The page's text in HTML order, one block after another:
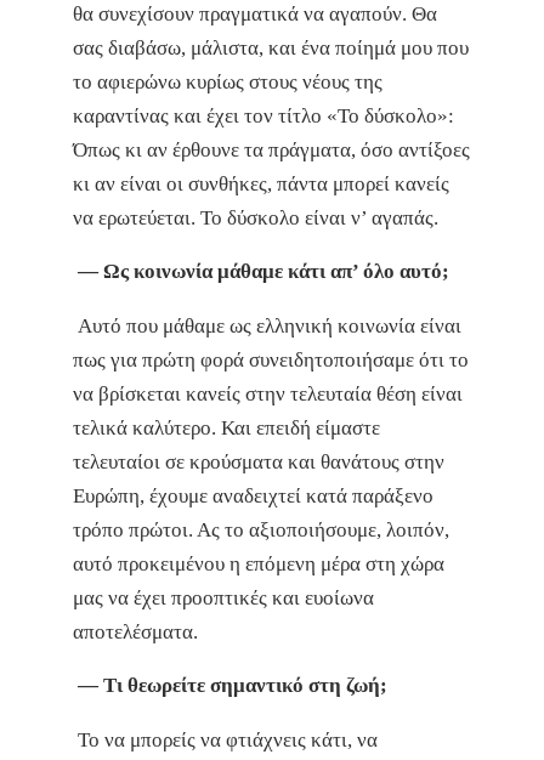
θα συνεχίσουν πραγματικά να αγαπούν. Θα
σας διαβάσω, μάλιστα, και ένα ποίημά μου που
το αφιερώνω κυρίως στους νέους της
καραντίνας και έχει τον τίτλο «Το δύσκολο»:
Όπως κι αν έρθουνε τα πράγματα, όσο αντίξοες
κι αν είναι οι συνθήκες, πάντα μπορεί κανείς
να ερωτεύεται. Το δύσκολο είναι ν’ αγαπάς.
— Ως κοινωνία μάθαμε κάτι απ’ όλο αυτό;
Αυτό που μάθαμε ως ελληνική κοινωνία είναι
πως για πρώτη φορά συνειδητοποιήσαμε ότι το
να βρίσκεται κανείς στην τελευταία θέση είναι
τελικά καλύτερο. Και επειδή είμαστε
τελευταίοι σε κρούσματα και θανάτους στην
Ευρώπη, έχουμε αναδειχτεί κατά παράξενο
τρόπο πρώτοι. Ας το αξιοποιήσουμε, λοιπόν,
αυτό προκειμένου η επόμενη μέρα στη χώρα
μας να έχει προοπτικές και ευοίωνα
αποτελέσματα.
— Τι θεωρείτε σημαντικό στη ζωή;
Το να μπορείς να φτιάχνεις κάτι, να